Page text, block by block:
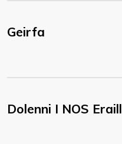
Geirfa
Dolenni I NOS Eraill